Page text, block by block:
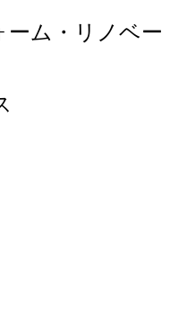
ーム・リノベー